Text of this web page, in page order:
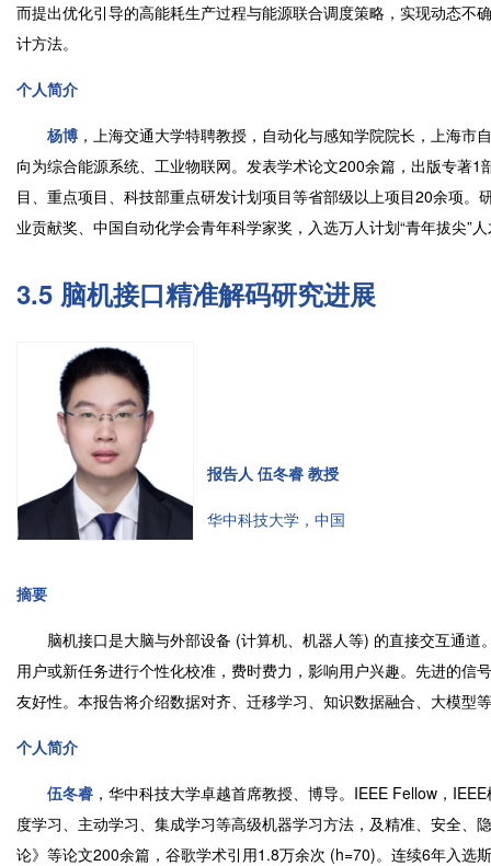
而提出优化引导的高能耗生产过程与能源联合调度策略，实现动态
计方法。
个人简介
杨博 ，上海交通大学特聘教授，自动化与感知学院院长，上海
向为综合能源系统、工业物联网。发表学术论文200余篇，出版专著
目、重点项目、科技部重点研发计划项目等省部级以上项目20余项
业贡献奖、中国自动化学会青年科学家奖，入选万人计划“青年拔尖”
3.5 脑机接口精准解码研究进展
报告人 伍冬睿 教授
华中科技大学，中国
摘要
脑机接口是大脑与外部设备 (计算机、机器人等) 的直接交互通道
用户或新任务进行个性化校准，费时费力，影响用户兴趣。先进的
友好性。本报告将介绍数据对齐、迁移学习、知识数据融合、大模型
个人简介
伍冬睿 ，华中科技大学卓越首席教授、博导。IEEE Fellow，
度学习、主动学习、集成学习等高级机器学习方法，及精准、安全、
论》等论文200余篇，谷歌学术引用1.8万余次 (h=70)。连续6年入选